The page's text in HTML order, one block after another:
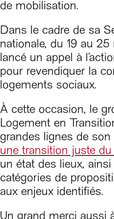
de mobilisation.
Dans le cadre de sa
nationale, du 19 au 25
lancé un appel à
pour revendiquer la
logements sociaux.
À cette occasion, le
Logement en
grandes lignes de son
une transition juste
un état des lieux,
catégories de
aux enjeux identifiés.
Un grand merci aussi